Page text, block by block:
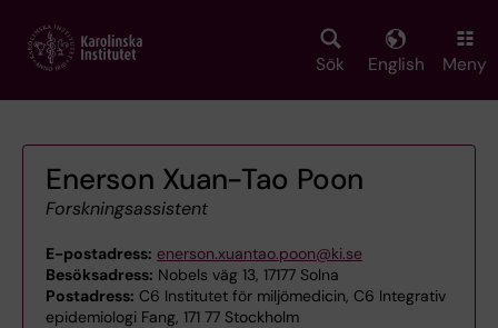
main
Sök English Meny
Enerson Xuan-Tao Poon
Forskningsassistent
E-postadress: enerson.xuantao.poon@ki.se
Besöksadress: Nobels väg 13, 17177 Solna
Postadress: C6 Institutet för miljömedicin, C6 Integrativ
epidemiologi Fang, 171 77 Stockholm